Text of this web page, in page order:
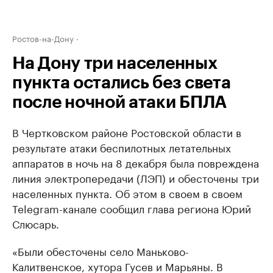
Ростов-на-Дону
На Дону три населенных
пункта остались без света
после ночной атаки БПЛА
В Чертковском районе Ростовской области в
результате атаки беспилотных летательных
аппаратов в ночь на 8 декабря была повреждена
линия электропередачи (ЛЭП) и обесточены три
населенных пункта. Об этом в своем в своем
Telegram-канале сообщил глава региона Юрий
Слюсарь.
«Были обесточены село Маньково-
Калитвенское, хутора Гусев и Марьяны. В